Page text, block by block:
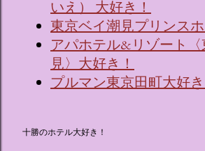
いえ） 大好き！
東京ベイ潮見プリンス
アパホテル&リゾート
見〉大好き！
プルマン東京田町大好き
十勝のホテル大好き！